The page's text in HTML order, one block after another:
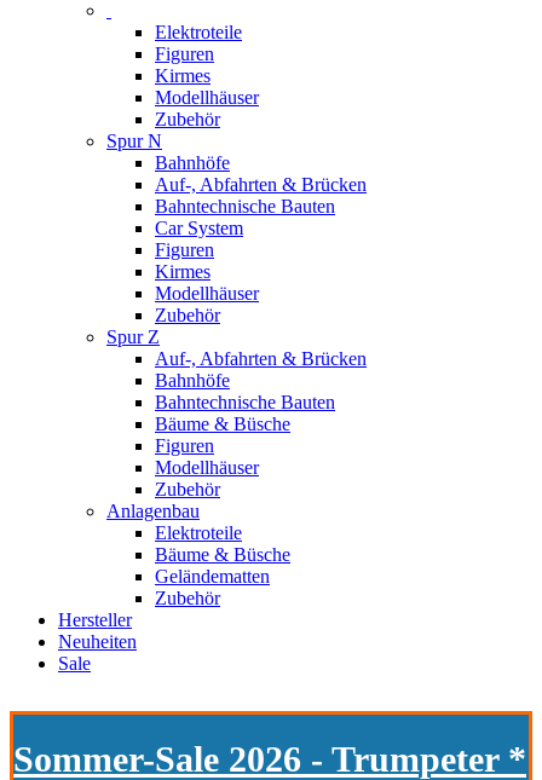
Elektroteile
Figuren
Kirmes
Modellhäuser
Zubehör
Spur N
Bahnhöfe
Auf-, Abfahrten & Brücken
Bahntechnische Bauten
Car System
Figuren
Kirmes
Modellhäuser
Zubehör
Spur Z
Auf-, Abfahrten & Brücken
Bahnhöfe
Bahntechnische Bauten
Bäume & Büsche
Figuren
Modellhäuser
Zubehör
Anlagenbau
Elektroteile
Bäume & Büsche
Geländematten
Zubehör
Hersteller
Neuheiten
Sale
Sommer-Sale 2026 - Trumpeter *